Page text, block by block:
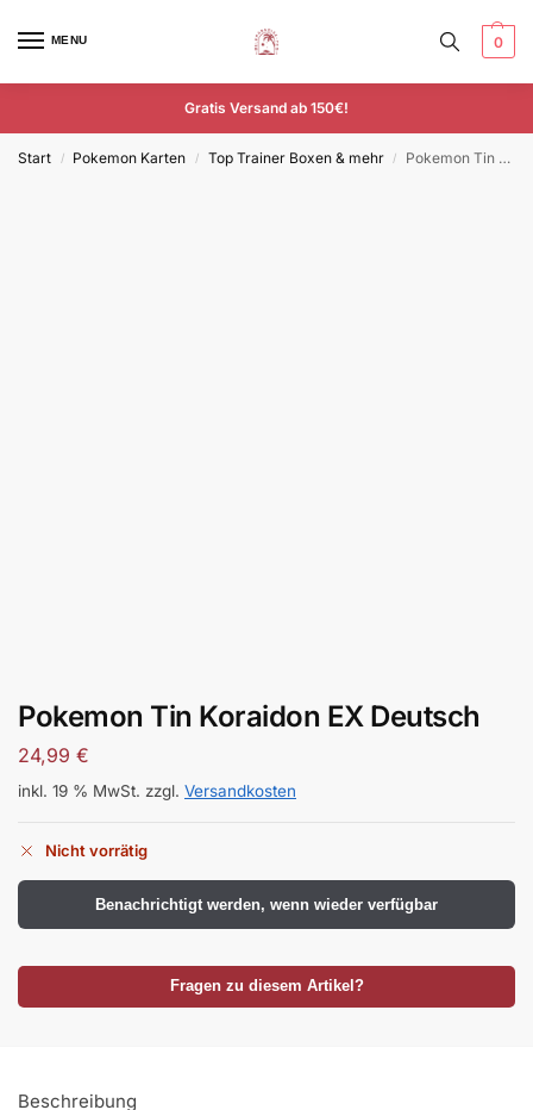
MENU 0
Gratis Versand ab 150€!
Start / Pokemon Karten / Top Trainer Boxen & mehr / Pokemon Tin Koraidon EX Deutsch
Pokemon Tin Koraidon EX Deutsch
24,99 €
inkl. 19 % MwSt. zzgl. Versandkosten
Nicht vorrätig
Benachrichtigt werden, wenn wieder verfügbar
Fragen zu diesem Artikel?
Beschreibung